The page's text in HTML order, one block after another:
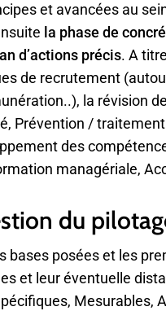
et avancées au
la phase de
d’actions précis. A
de recrutement
la révision
Prévention /
des
managériale,
du
bases posées et les
et leur éventuelle
Mesurables,